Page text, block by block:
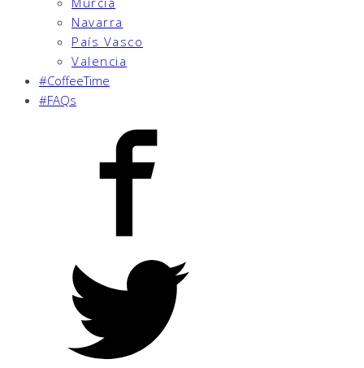
Navarra
País Vasco
Valencia
#CoffeeTime
#FAQs